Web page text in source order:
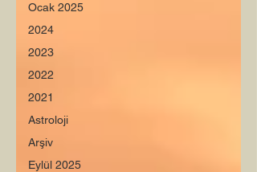
Ocak 2025
2024
2023
2022
2021
Astroloji
Arşiv
Eylül 2025